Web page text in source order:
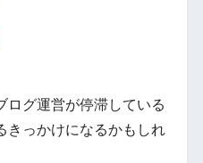
ログ運営が停滞している
きっかけになるかもしれ